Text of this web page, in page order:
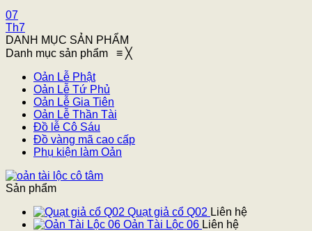
07
Th7
DANH MỤC SẢN PHẨM
Danh mục sản phẩm ≡ ╳
Oản Lễ Phật
Oản Lễ Tứ Phủ
Oản Lễ Gia Tiên
Oản Lễ Thần Tài
Đồ lễ Cô Sáu
Đồ vàng mã cao cấp
Phụ kiện làm Oản
Sản phẩm
Quạt giả cổ Q02 Liên hệ
Oản Tài Lộc 06 Liên hệ